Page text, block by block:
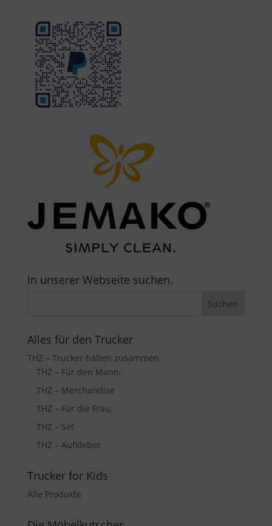
In unserer Webseite suchen.
Alles für den Trucker
THZ – Trucker halten zusammen
THZ – Für den Mann.
THZ – Merchandise
THZ – Für die Frau.
THZ – Set
THZ – Aufkleber
Trucker for Kids
Alle Produkte